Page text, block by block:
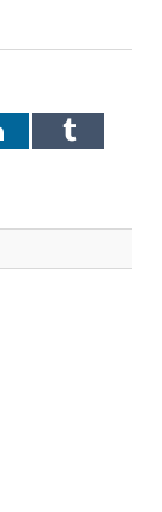
LinkedInTumblr